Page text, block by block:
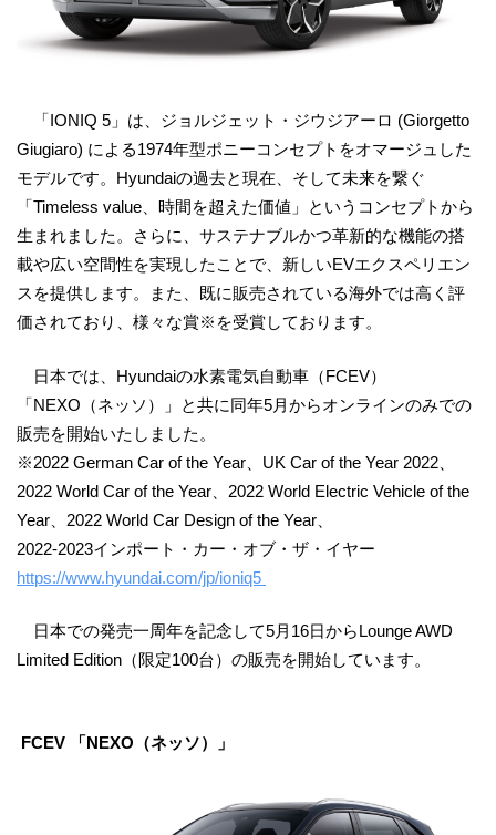
「IONIQ 5」は、ジョルジェット・ジウジアーロ (Giorgetto
Giugiaro) による1974年型ポニーコンセプトをオマージュした
モデルです。Hyundaiの過去と現在、そして未来を繋ぐ
「Timeless value、時間を超えた価値」というコンセプトから
生まれました。さらに、サステナブルかつ革新的な機能の搭
載や広い空間性を実現したことで、新しいEVエクスペリエン
スを提供します。また、既に販売されている海外では高く評
価されており、様々な賞※を受賞しております。
日本では、Hyundaiの水素電気自動車（FCEV）
「NEXO（ネッソ）」と共に同年5月からオンラインのみでの
販売を開始いたしました。
※2022 German Car of the Year、UK Car of the Year 2022、
2022 World Car of the Year、2022 World Electric Vehicle of the
Year、2022 World Car Design of the Year、
2022-2023インポート・カー・オブ・ザ・イヤー
https://www.hyundai.com/jp/ioniq5
日本での発売一周年を記念して5月16日からLounge AWD
Limited Edition（限定100台）の販売を開始しています。
FCEV 「NEXO（ネッソ）」